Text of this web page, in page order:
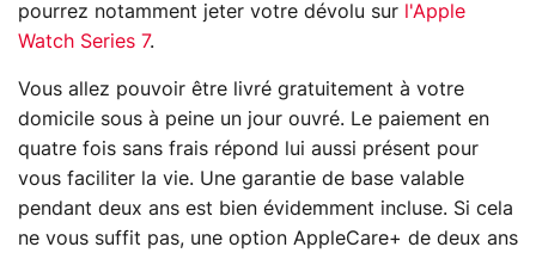
pourrez notamment jeter votre dévolu sur
l'Apple
Watch Series 7.
Vous allez pouvoir être livré gratuitement à votre
domicile sous à peine un jour ouvré. Le paiement en
quatre fois sans frais répond lui aussi présent pour
vous faciliter la vie. Une garantie de base valable
pendant deux ans est bien évidemment incluse. Si cela
ne vous suffit pas, une option AppleCare+ de deux ans